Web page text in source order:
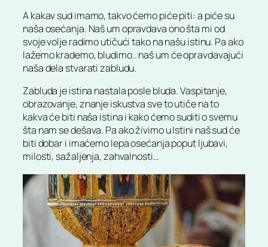
A kakav sud imamo, takvo ćemo piće piti: a piće su
naša osećanja. Naš um opravdava ono šta mi od
svoje volje radimo utičući tako na našu istinu. Pa ako
lažemo krademo, bludimo.. naš um će opravdavajući
naša dela stvarati zabludu.
Zabluda je istina nastala posle bluda. Vaspitanje,
obrazovanje, znanje iskustva sve to utiče na to
kakva će biti naša istina i kako ćemo suditi o svemu
šta nam se dešava. Pa ako živimo u Istini naš sud će
biti dobar i imaćemo lepa osećanja poput ljubavi,
milosti, sažaljenja, zahvalnosti…